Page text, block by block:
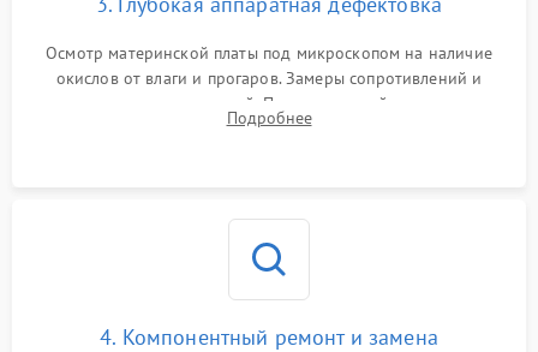
Осмотр материнской платы под микроскопом на наличие
окислов от влаги и прогаров. Замеры сопротивлений и
дежурных напряжений. Проверка цепей питания,
мультиконтроллера, процессора и видеочипа.
Подробнее
4. Компонентный ремонт и замена